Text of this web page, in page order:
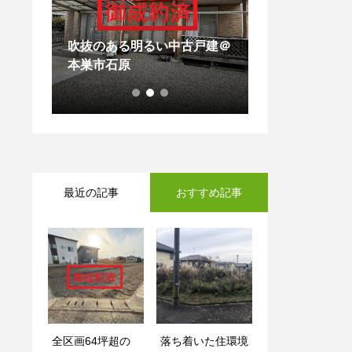
吹抜のある明るい中古戸建＠
本巣市石原
最近の記事 おすすめ記事
全区画64坪超の
落ち着いた住環境
収納たっぷりのあ
全区画64坪超の